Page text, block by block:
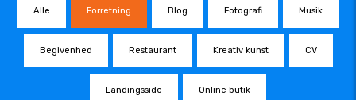
Alle Forretning Blog Fotografi Musik
Begivenhed Restaurant Kreativ kunst CV
Landingsside Online butik